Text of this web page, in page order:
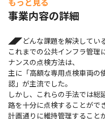
事業内容の詳細
◢◤どんな課題を解決して
これまでの公共インフラ管理
ナンスの点検方法は、
主に「高額な専用点検車両の
認」が主流でした。
しかし、これらの手法では
路を十分に点検することができ
計画通りに維持管理すること